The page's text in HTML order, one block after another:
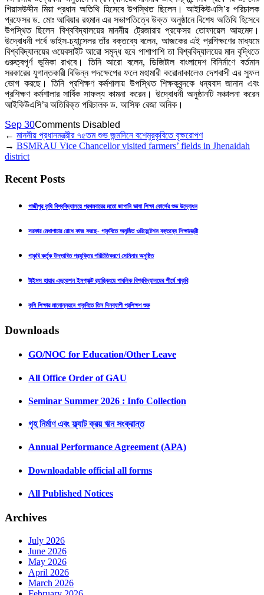
গিয়াসউদ্দীন মিয়া প্রধান অতিথি হিসেবে উপস্থিত ছিলেন। আইকিউএসি’র পরিচালক
প্রফেসর ড. মোঃ আবিয়ার রহমান এর সভাপতিত্বে উক্ত অনুষ্ঠানে বিশেষ অতিথি হিসেবে
উপস্থিত ছিলেন বিশ্ববিদ্যালয়ের মাননীয় ট্রেজারার প্রফেসর তোফায়েল আহমেদ।
উদ্বোধনী পর্বে ভাইস-চ্যান্সেলর তাঁর বক্তব্যে বলেন, আজকের এই প্রশিক্ষণের মাধ্যমে
বিশ্ববিদ্যালয়ের ওয়েবসাইট আরো সমৃদ্ধ হবে পাশাপাশি তা বিশ্ববিদ্যালয়ের মান বৃদ্ধিতে
গুরুত্বপূর্ণ ভূমিকা রাখবে। তিনি আরো বলেন, ডিজিটাল বাংলাদেশ বিনির্মাণে বর্তমান
সরকারের যুগান্তকারী বিভিন্ন পদক্ষেপের ফলে মহামারী করোনাকালেও দেশবাসী এর সুফল
ভোগ করছে। তিনি প্রশিক্ষণ কর্মশালায় উপস্থিত শিক্ষকবৃন্দকে ধন্যবাদ জানান এবং
প্রশিক্ষণ কর্মশালার সার্বিক সাফল্য কামনা করেন। উদ্বোধনী অনুষ্ঠানটি সঞ্চালনা করেন
আইকিউএসি’র অতিরিক্ত পরিচালক ড. আসিফ রেজা অনিক।
Sep 30Comments Disabled
← মাননীয় প্রধানমন্ত্রীর ৭৫তম শুভ জন্মদিনে বশেমুরকৃবিতে বৃক্ষরোপণ
→ BSMRAU Vice Chancellor visited farmers’ fields in Jhenaidah
district
Recent Posts
গাজীপুর কৃষি বিশ্ববিদ্যালয়ে প্রথমবারের মতো জাপানি ভাষা শিক্ষা কোর্সের শুভ উদ্বোধন
সরকার মেধাপাচার রোধে কাজ করছে- গাকৃবিতে অনুষ্ঠিত ওরিয়েন্টেশন বক্তব্যে শিক্ষামন্ত্রী
গাকৃবি কর্তৃক উদ্ভাবিত প্রযুক্তির পরিচিতিকরণে সেমিনার অনুষ্ঠিত
টাইমস হায়ার এডুকেশন ইমপ্যাক্ট র‍্যাঙ্কিংয়ে পাবলিক বিশ্ববিদ্যালয়ের শীর্ষে গাকৃবি
কৃষি শিক্ষার মানোন্নয়নে গাকৃবিতে তিন দিনব্যাপী প্রশিক্ষণ শুরু
Downloads
GO/NOC for Education/Other Leave
All Office Order of GAU
Seminar Summer 2026 : Info Collection
গৃহ নির্মাণ এবং ফ্ল্যাট ক্রয় ঋন সংক্রান্ত
Annual Performance Agreement (APA)
Downloadable official all forms
All Published Notices
Archives
July 2026
June 2026
May 2026
April 2026
March 2026